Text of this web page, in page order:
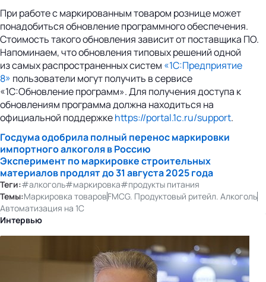
При работе с маркированным товаром рознице может
понадобиться обновление программного обеспечения.
Стоимость такого обновления зависит от поставщика ПО.
Напоминаем, что обновления типовых решений одной
из самых распространенных систем «1С:Предприятие
8» пользователи могут получить в сервисе
«1С:Обновление программ». Для получения доступа к
обновлениям программа должна находиться на
официальной поддержкеhttps://portal.1c.ru/support.
Госдума одобрила полный перенос маркировки
импортного алкоголя в Россию
Эксперимент по маркировке строительных
материалов продлят до 31 августа 2025 года
Теги:#алкоголь#маркировка#продукты питания
Темы:Маркировка товаровFMCG. Продуктовый ритейл. Алкоголь
Автоматизация на 1С
Интервью